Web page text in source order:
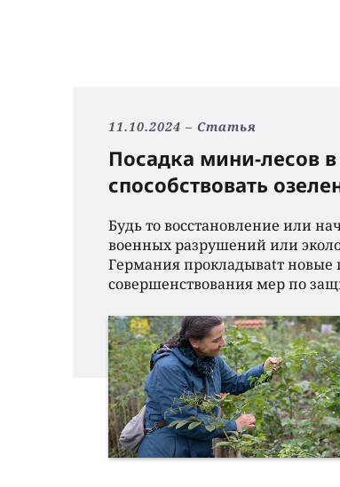
11.10.2024 Статья
Посадка мини-лесов
способствовать
Будь то восстановление или
военных разрушений или
Германия прокладываtт новые
совершенствования мер по